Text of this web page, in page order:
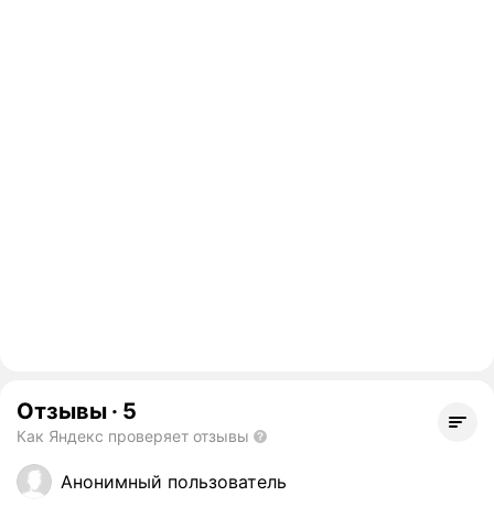
Отзывы · 5
Как Яндекс проверяет отзывы
Анонимный пользователь